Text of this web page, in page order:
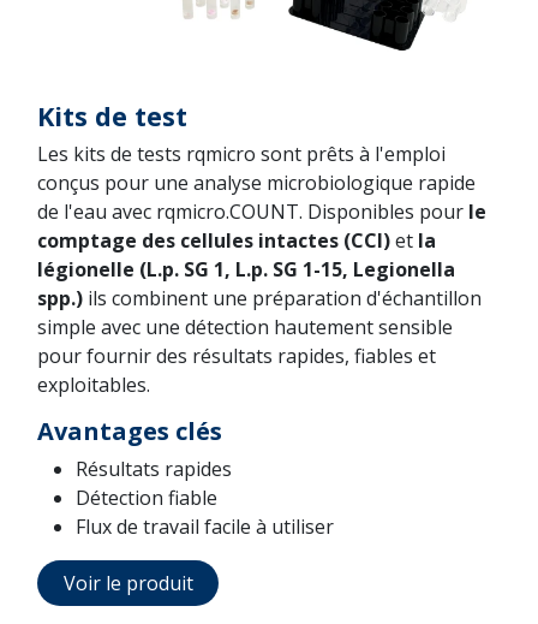
Kits de test
Les kits de tests rqmicro sont prêts à l'emploi
conçus pour une analyse microbiologique rapide
de l'eau avec rqmicro.COUNT. Disponibles pour le
comptage des cellules intactes (CCI)et la
légionelle (L.p. SG 1, L.p. SG 1-15, Legionella
spp.) ils combinent une préparation d'échantillon
simple avec une détection hautement sensible
pour fournir des résultats rapides, fiables et
exploitables.
Avantages clés
Résultats rapides
Détection fiable
Flux de travail facile à utiliser
Voir le produit